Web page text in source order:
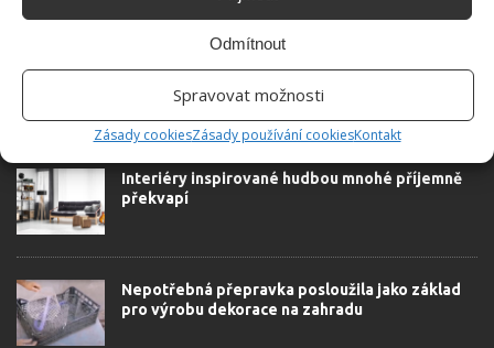
Odmítnout
Spravovat možnosti
Zásady cookiesZásady používání cookiesKontakt
Našla jsem starý deštník a podle tohoto
postupu z internetu jsem vytvořila nádhernou
zahradní dekoraci
Interiéry inspirované hudbou mnohé příjemně
překvapí
Nepotřebná přepravka posloužila jako základ
pro výrobu dekorace na zahradu